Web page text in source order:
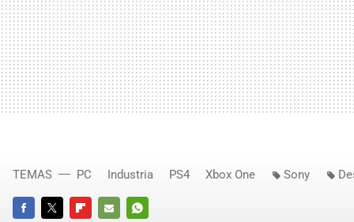
TEMAS PC Industria PS4 Xbox One Sony